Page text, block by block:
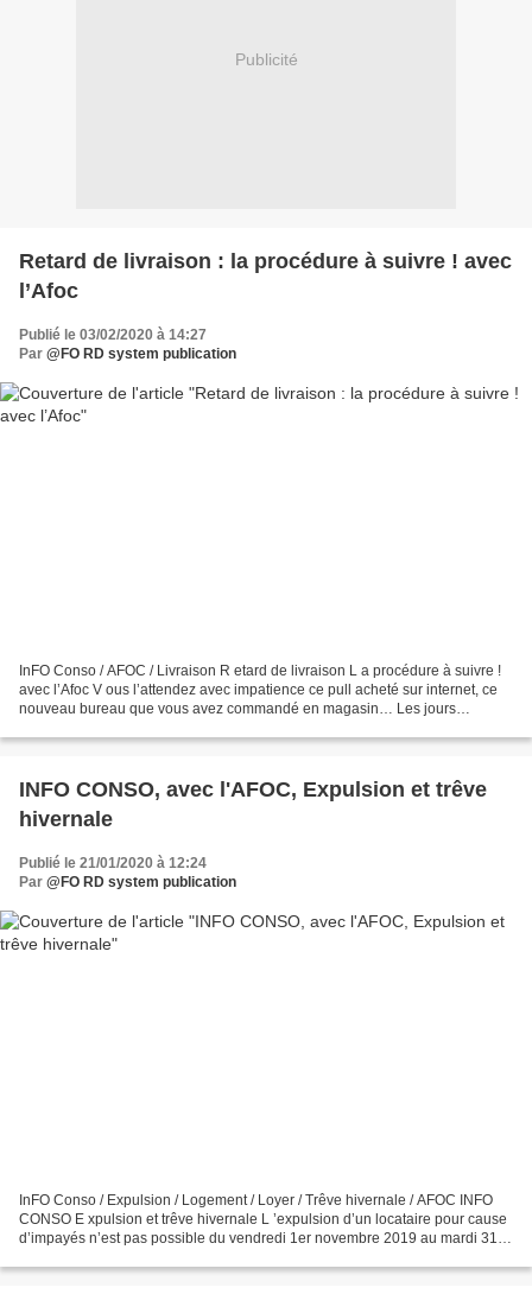
Publicité
Retard de livraison : la procédure à suivre ! avec
l’Afoc
Publié le 03/02/2020 à 14:27
Par @FO RD system publication
InFO Conso / AFOC / Livraison R etard de livraison L a procédure à suivre !
avec l’Afoc V ous l’attendez avec impatience ce pull acheté sur internet, ce
nouveau bureau que vous avez commandé en magasin… Les jours
INFO CONSO, avec l'AFOC, Expulsion et trêve
hivernale
Publié le 21/01/2020 à 12:24
Par @FO RD system publication
InFO Conso / Expulsion / Logement / Loyer / Trêve hivernale / AFOC INFO
CONSO E xpulsion et trêve hivernale L ’expulsion d’un locataire pour cause
d’impayés n’est pas possible du vendredi 1er novembre 2019 au mardi 31